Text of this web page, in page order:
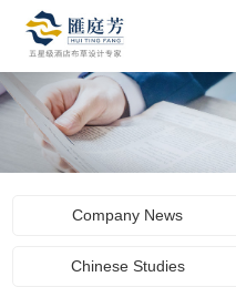
Company News
Chinese Studies